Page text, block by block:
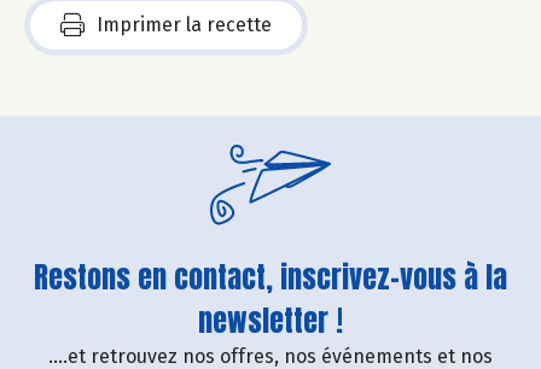
Imprimer la recette
Restons en contact, inscrivez-vous à la
newsletter !
....et retrouvez nos offres, nos événements et nos